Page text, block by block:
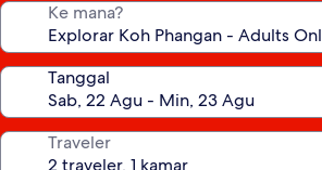
Ke mana?
Tanggal
Traveler